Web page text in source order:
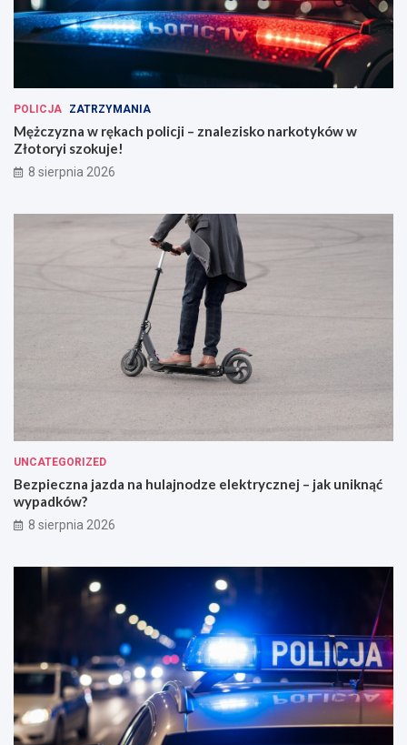
POLICJA ZATRZYMANIA
Mężczyzna w rękach policji – znalezisko narkotyków w
Złotoryi szokuje!
8 sierpnia 2026
UNCATEGORIZED
Bezpieczna jazda na hulajnodze elektrycznej – jak uniknąć
wypadków?
8 sierpnia 2026